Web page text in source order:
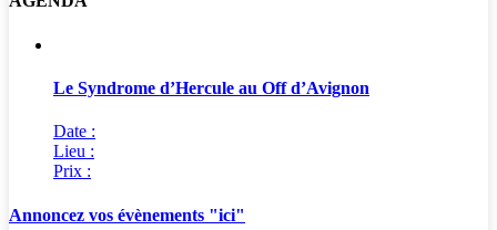
Le Syndrome d’Hercule au Off d’Avignon
Date :
Lieu :
Prix :
Annoncez vos évènements "ici"